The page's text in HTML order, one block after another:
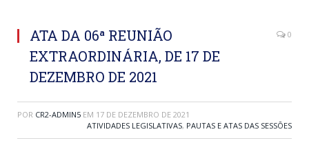
ATA DA 06ª REUNIÃO
EXTRAORDINÁRIA, DE 17 DE
DEZEMBRO DE 2021
0
POR CR2-ADMIN5 EM 17 DE DEZEMBRO DE 2021
ATIVIDADES LEGISLATIVAS, PAUTAS E ATAS DAS SESSÕES